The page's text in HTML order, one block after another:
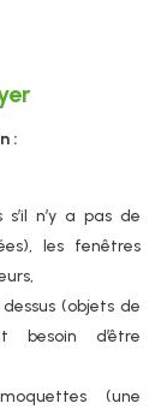
:
n’y a pas de
les fenêtres
(objets de
besoin d’être
(une